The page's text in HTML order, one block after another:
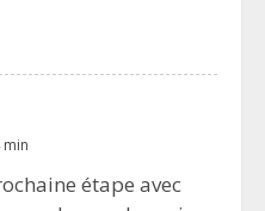
min
étape avec